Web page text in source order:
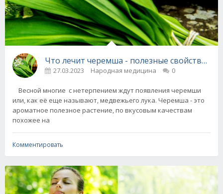
Что лечит черемша - полезные свойства и
27.03.2023 Народная медицина 0
Весной многие с нетерпением ждут появления черемши
или, как её еще называют, медвежьего лука. Черемша - это
ароматное полезное растение, по вкусовым качествам
похожее на
Комментировать